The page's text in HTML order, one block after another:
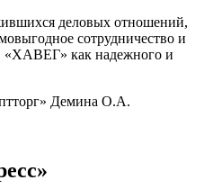
деловых отношений,
сотрудничество и
как надежного и
Демина О.А.